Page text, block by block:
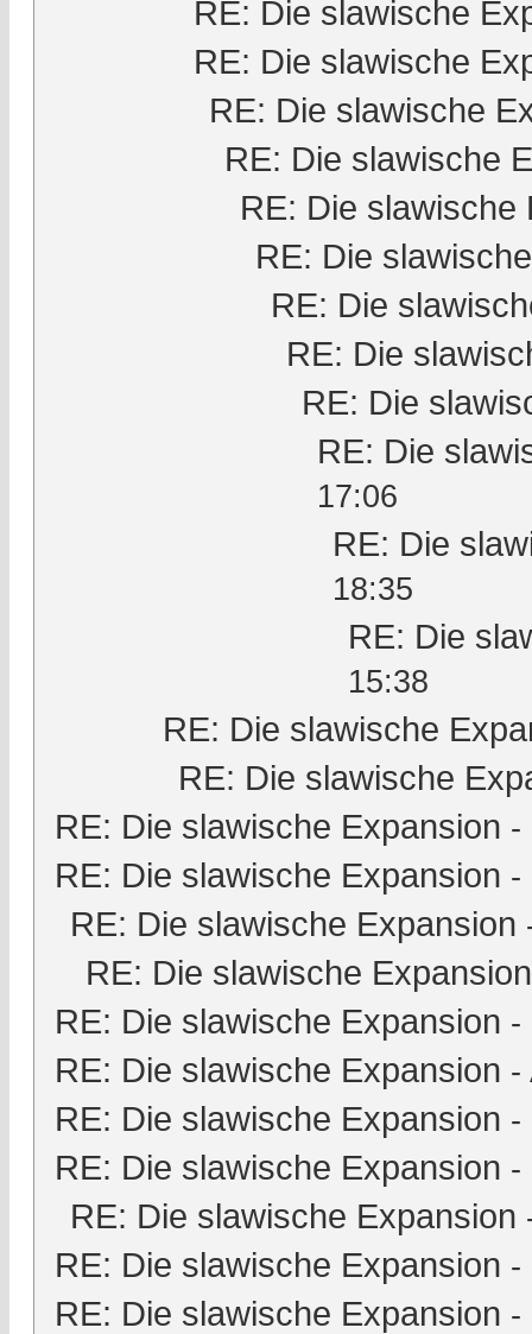
RE: Die slawische
RE: Die slawische
RE: Die slawische
RE: Die slawische
RE: Die slawische
RE: Die
RE: Die
RE: Die
RE: Die
RE: Die
17:06
RE: Die
18:35
RE: Die
15:38
RE: Die slawische
RE: Die slawische
RE: Die slawische Expansion -
RE: Die slawische Expansion -
RE: Die slawische Expansion
RE: Die slawische Expansion
RE: Die slawische Expansion -
RE: Die slawische Expansion -
RE: Die slawische Expansion -
RE: Die slawische Expansion -
RE: Die slawische Expansion
RE: Die slawische Expansion -
RE: Die slawische Expansion -